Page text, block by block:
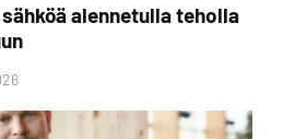
alennetulla teholla